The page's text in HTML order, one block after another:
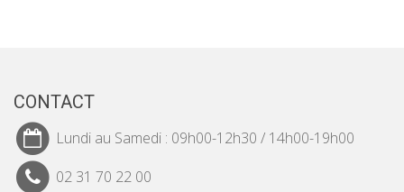
CONTACT
Lundi au Samedi : 09h00-12h30 / 14h00-19h00
02 31 70 22 00